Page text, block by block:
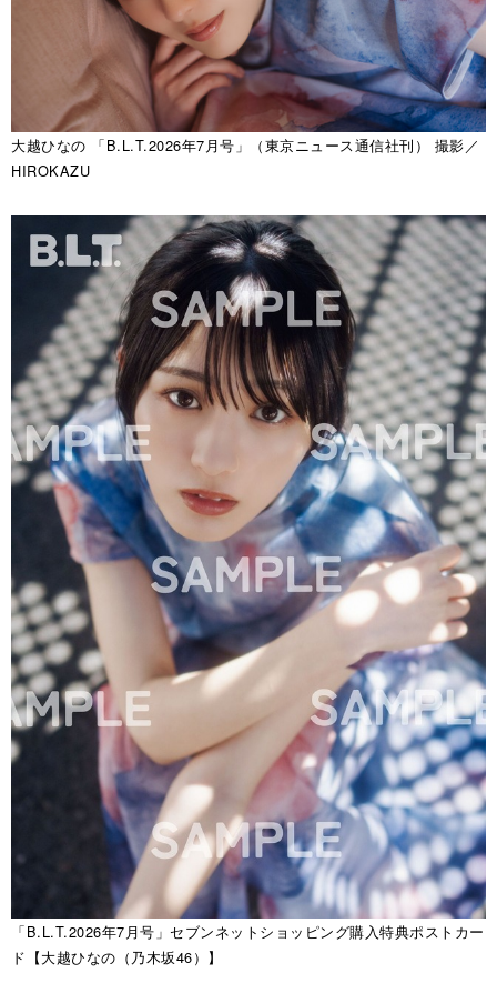
大越ひなの 「B.L.T.2026年7月号」（東京ニュース通信社刊） 撮影／
HIROKAZU
「B.L.T.2026年7月号」セブンネットショッピング購入特典ポストカー
ド【大越ひなの（乃木坂46）】